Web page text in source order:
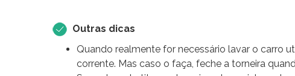
Outras dicas
Quando realmente for necessário lavar o carro
corrente. Mas caso o faça, feche a torneira